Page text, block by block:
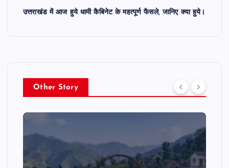
उत्तराखंड में आज हुये धामी कैबिनेट के महत्पूर्ण फैसले, जानिए क्या हुये।
Other Story